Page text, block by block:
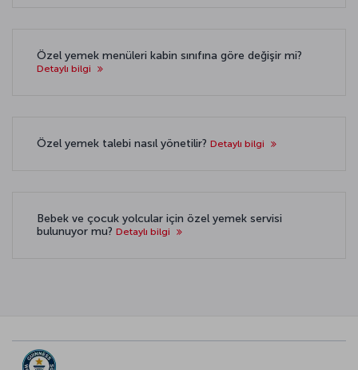
Özel yemek menüleri kabin sınıfına göre değişir mi?
Detaylı bilgi
Özel yemek talebi nasıl yönetilir? Detaylı bilgi
Bebek ve çocuk yolcular için özel yemek servisi
bulunuyor mu? Detaylı bilgi